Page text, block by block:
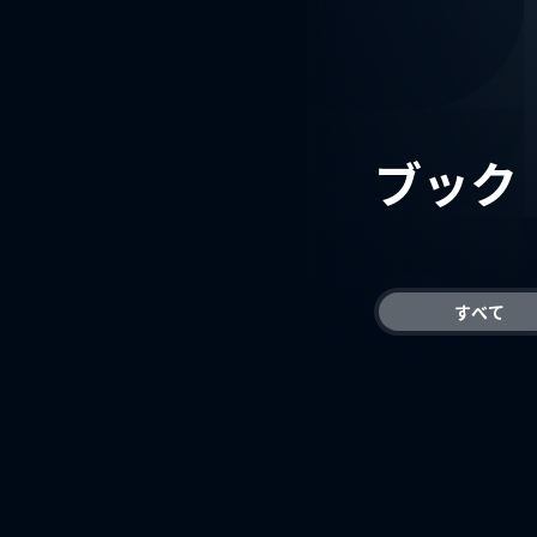
ブック
すべて